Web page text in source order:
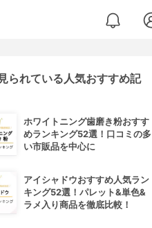
られている人気おすすめ記
ホワイトニング歯磨き粉おすす
めランキング52選！口コミの多
い市販品を中心に
アイシャドウおすすめ人気ラン
キング52選！パレット&単色&
ラメ入り商品を徹底比較！